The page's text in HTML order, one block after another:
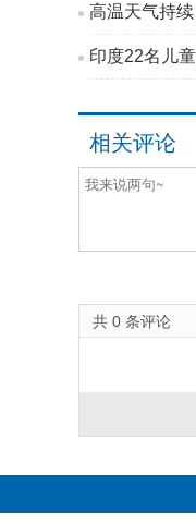
高温天气持
印度22名儿
相关评论
共 0 条评论